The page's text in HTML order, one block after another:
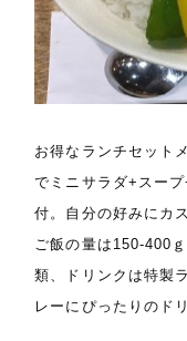
お得なランチセット
でミニサラダ+スー
付。自分の好みにカ
ご飯の量は150-400
類、ドリンクは特製
レーにぴったりのド